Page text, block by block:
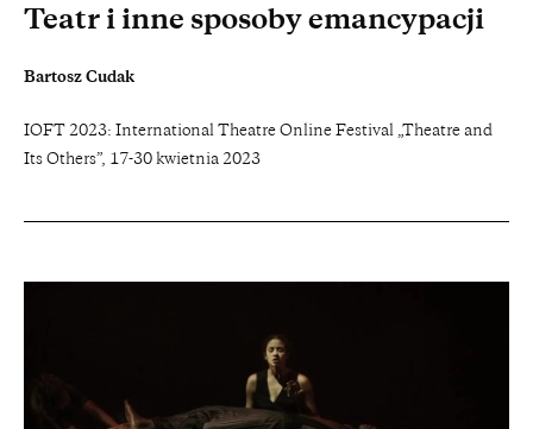
Teatr i inne sposoby emancypacji
Bartosz Cudak
IOFT 2023: International Theatre Online Festival „Theatre and
Its Others”, 17-30 kwietnia 2023